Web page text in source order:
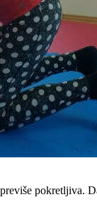
pokretljiva.